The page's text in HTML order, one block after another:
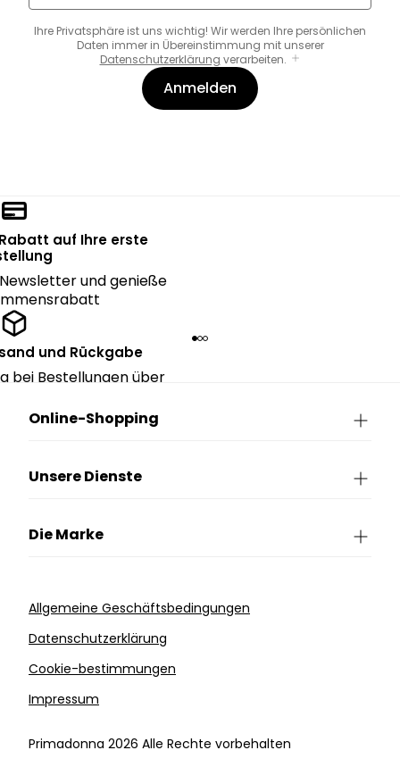
Ihre Privatsphäre ist uns wichtig! Wir werden Ihre persönlichen
Daten immer in Übereinstimmung mit unserer
Datenschutzerklärung verarbeiten.
Anmelden
auf Ihre erste
und genieße
und Rückgabe
bei Bestellungen über
Online-Shopping
Unsere Dienste
Die Marke
Allgemeine Geschäftsbedingungen
Datenschutzerklärung
Cookie-bestimmungen
Impressum
Primadonna 2026 Alle Rechte vorbehalten